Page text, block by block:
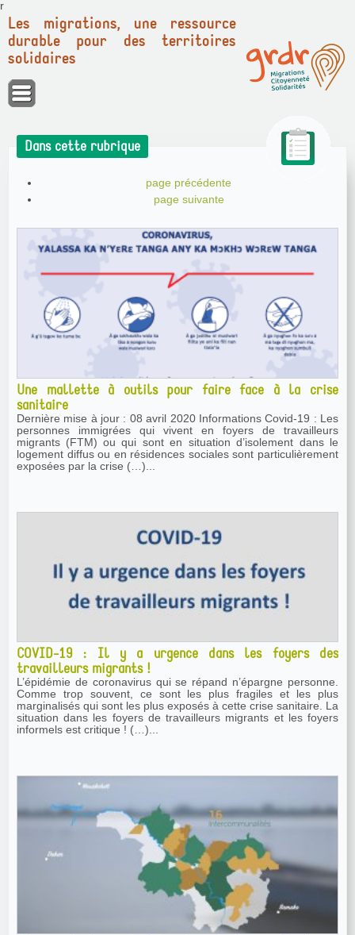
Panneau de gestion des cookies
r
Les migrations, une ressource
durable pour des territoires
solidaires
Dans cette rubrique
page précédente
page suivante
Une mallette à outils pour faire face à la crise
sanitaire
Dernière mise à jour : 08 avril 2020 Informations Covid-19 : Les
personnes immigrées qui vivent en foyers de travailleurs
migrants (FTM) ou qui sont en situation d’isolement dans le
logement diffus ou en résidences sociales sont particulièrement
exposées par la crise (…)...
COVID-19 : Il y a urgence dans les foyers des
travailleurs migrants !
L’épidémie de coronavirus qui se répand n’épargne personne.
Comme trop souvent, ce sont les plus fragiles et les plus
marginalisés qui sont les plus exposés à cette crise sanitaire. La
situation dans les foyers de travailleurs migrants et les foyers
informels est critique ! (…)...